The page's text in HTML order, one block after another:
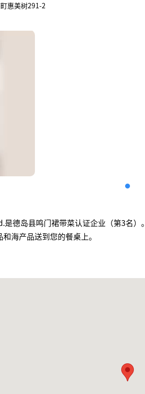
惠美树291-2
是德岛县鸣门裙带菜认证企业（第3名
海产品送到您的餐桌上。